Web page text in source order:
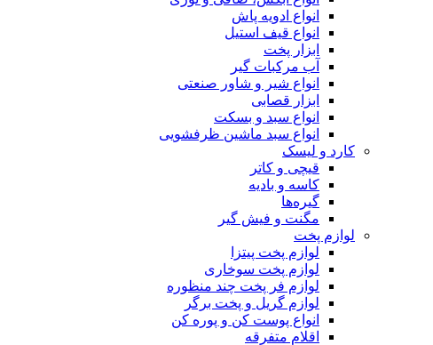
انواع ادویه پاش
انواع قیف استیل
ابزار پخت
آب مرکبات گیر
انواع شیر و شاور صنعتی
ابزار قصابی
انواع سبد و بسکت
انواع سبد ماشین ظرفشویی
کارد و لیسک
قیچی و کاتر
کاسه و بادیه
گیره‌ها
مگنت و فیش گیر
لوازم پخت
لوازم پخت پیتزا
لوازم پخت سوخاری
لوازم فر پخت چند منظوره
لوازم گریل و پخت برگر
انواع پوست کن و پوره کن
اقلام متفرقه